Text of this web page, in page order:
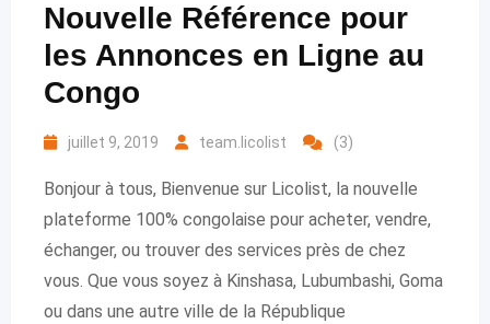
Nouvelle Référence pour
les Annonces en Ligne au
Congo
juillet 9, 2019 team.licolist (3)
Bonjour à tous, Bienvenue sur Licolist, la nouvelle
plateforme 100% congolaise pour acheter, vendre,
échanger, ou trouver des services près de chez
vous. Que vous soyez à Kinshasa, Lubumbashi, Goma
ou dans une autre ville de la République